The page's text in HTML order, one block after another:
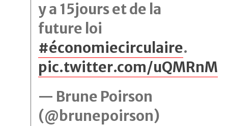
y a 15jours et de la
future loi
#économiecirculaire.
pic.twitter.com/
— Brune Poirson
(@brunepoirson)